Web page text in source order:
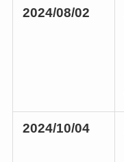
2024/08/02
2024/10/04